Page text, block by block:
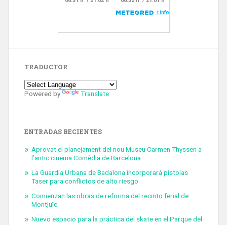
TRADUCTOR
Powered by Translate
ENTRADAS RECIENTES
Aprovat el planejament del nou Museu Carmen Thyssen a
l’antic cinema Comèdia de Barcelona
La Guardia Urbana de Badalona incorporará pistolas
Taser para conflictos de alto riesgo
Comienzan las obras de reforma del recinto ferial de
Montjuïc
Nuevo espacio para la práctica del skate en el Parque del